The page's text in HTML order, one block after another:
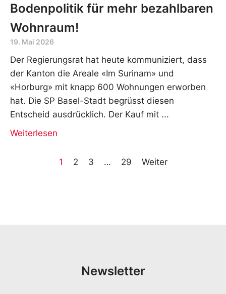
Bodenpolitik für mehr bezahlbaren
Wohnraum!
19. Mai 2026
Der Regierungsrat hat heute kommuniziert, dass
der Kanton die Areale «Im Surinam» und
«Horburg» mit knapp 600 Wohnungen erworben
hat. Die SP Basel-Stadt begrüsst diesen
Entscheid ausdrücklich. Der Kauf mit
Weiterlesen
1 2 3 … 29 Weiter
Newsletter